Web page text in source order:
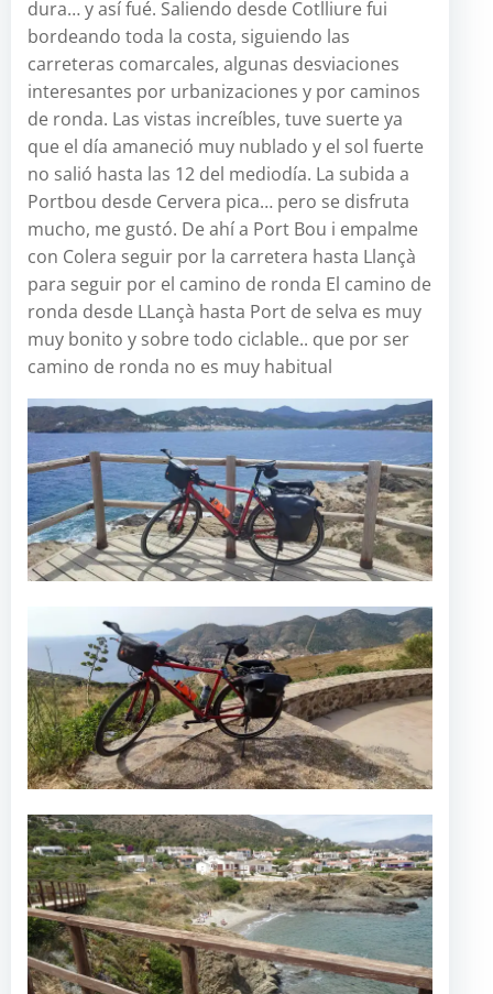
dura… y así fué. Saliendo desde Cotlliure fui
bordeando toda la costa, siguiendo las
carreteras comarcales, algunas desviaciones
interesantes por urbanizaciones y por caminos
de ronda. Las vistas increíbles, tuve suerte ya
que el día amaneció muy nublado y el sol fuerte
no salió hasta las 12 del mediodía. La subida a
Portbou desde Cervera pica… pero se disfruta
mucho, me gustó. De ahí a Port Bou i empalme
con Colera seguir por la carretera hasta Llançà
para seguir por el camino de ronda El camino de
ronda desde LLançà hasta Port de selva es muy
muy bonito y sobre todo ciclable.. que por ser
camino de ronda no es muy habitual